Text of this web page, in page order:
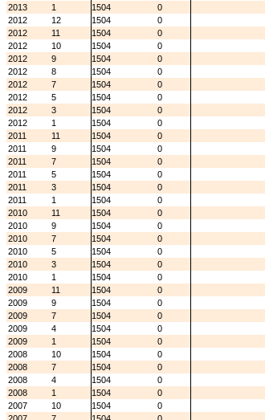
2013
1 1504
0
2012
12 1504
0
2012
11 1504
0
2012
10 1504
0
2012
9 1504
0
2012
8 1504
0
2012
7 1504
0
2012
5 1504
0
2012
3 1504
0
2012
1 1504
0
2011
11 1504
0
2011
9 1504
0
2011
7 1504
0
2011
5 1504
0
2011
3 1504
0
2011
1 1504
0
2010
11 1504
0
2010
9 1504
0
2010
7 1504
0
2010
5 1504
0
2010
3 1504
0
2010
1 1504
0
2009
11 1504
0
2009
9 1504
0
2009
7 1504
0
2009
4 1504
0
2009
1 1504
0
2008
10 1504
0
2008
7 1504
0
2008
4 1504
0
2008
1 1504
0
2007
10 1504
0